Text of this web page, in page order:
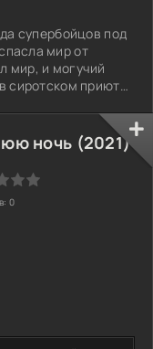
супербойцов под
мир от
мир, и могучий
сиротском приюте,
начинает
появляется
явно
как-то
ночь (2021)
0